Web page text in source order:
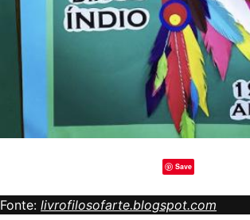
Save
Fonte: livrofilosofarte.blogspot.com